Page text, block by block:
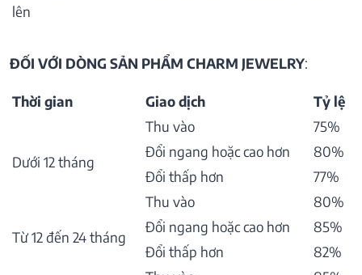
lên
ĐỐI VỚI DÒNG SẢN PHẨM CHARM JEWELRY:
Thời gian Giao dịch Tỷ lệ
Dưới 12 tháng
Thu vào
75%
Đổi ngang hoặc cao hơn
80%
Đổi thấp hơn
77%
Từ 12 đến 24 tháng
Thu vào
80%
Đổi ngang hoặc cao hơn
85%
Đổi thấp hơn
82%